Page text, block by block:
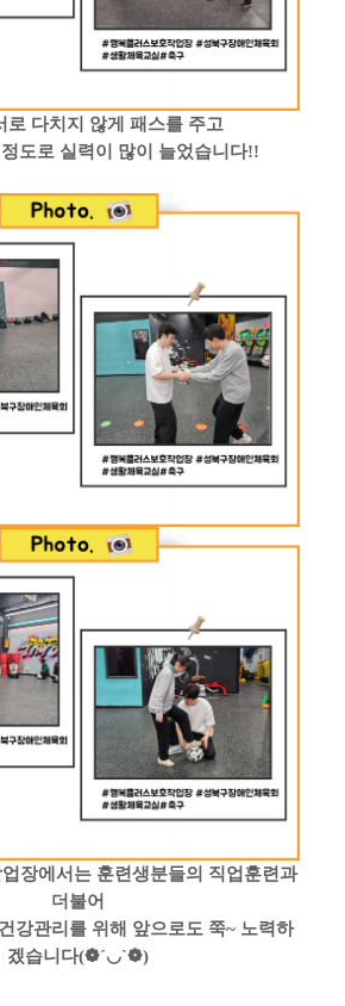
로 다치지 않게 패스를 주고
도로 실력이 많이 늘었습니다!!
장에서는 훈련생분들의 직업훈련과
더불어
강관리를 위해 앞으로도 쭉~ 노력하
겠습니다(❁´◡`❁)